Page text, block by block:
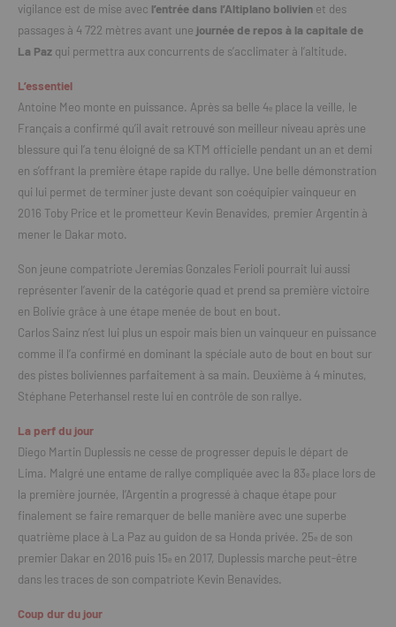
vigilance est de mise avec l’entrée dans l’Altiplano bolivien et des
passages à 4 722 mètres avant une journée de repos à la capitale de
La Paz qui permettra aux concurrents de s’acclimater à l’altitude.
L’essentiel
Antoine Meo monte en puissance. Après sa belle 4e place la veille, le
Français a confirmé qu’il avait retrouvé son meilleur niveau après une
blessure qui l’a tenu éloigné de sa KTM officielle pendant un an et demi
en s’offrant la première étape rapide du rallye. Une belle démonstration
qui lui permet de terminer juste devant son coéquipier vainqueur en
2016 Toby Price et le prometteur Kevin Benavides, premier Argentin à
mener le Dakar moto.
Son jeune compatriote Jeremias Gonzales Ferioli pourrait lui aussi
représenter l’avenir de la catégorie quad et prend sa première victoire
en Bolivie grâce à une étape menée de bout en bout.
Carlos Sainz n’est lui plus un espoir mais bien un vainqueur en puissance
comme il l’a confirmé en dominant la spéciale auto de bout en bout sur
des pistes boliviennes parfaitement à sa main. Deuxième à 4 minutes,
Stéphane Peterhansel reste lui en contrôle de son rallye.
La perf du jour
Diego Martin Duplessis ne cesse de progresser depuis le départ de
Lima. Malgré une entame de rallye compliquée avec la 83e place lors de
la première journée, l’Argentin a progressé à chaque étape pour
finalement se faire remarquer de belle manière avec une superbe
quatrième place à La Paz au guidon de sa Honda privée. 25e de son
premier Dakar en 2016 puis 15e en 2017, Duplessis marche peut-être
dans les traces de son compatriote Kevin Benavides.
Coup dur du jour